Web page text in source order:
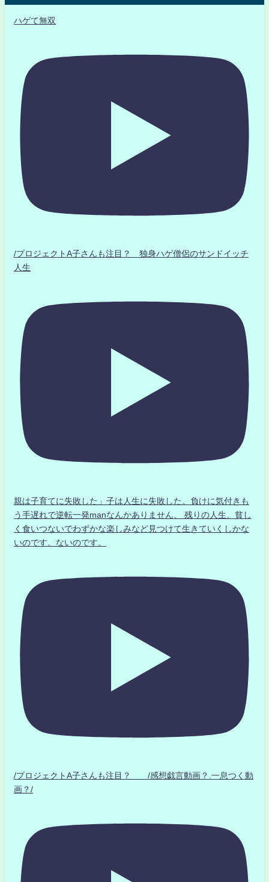
ハゲて無双
/プロジェクトA子さんも注目？ 独身ハゲ僧侶のサンドイッチ
人生
親は子育てに失敗した」子は人生に失敗した。負けに気付きも
う手遅れで逆転一発manなんかありません、 残りの人生、貧し
く食いつないでわずかな楽しみなど見つけて生きていくしかな
いのです。ないのです。
/プロジェクトA子さんも注目？ /感想戯言動画？.一息つく動
画？/